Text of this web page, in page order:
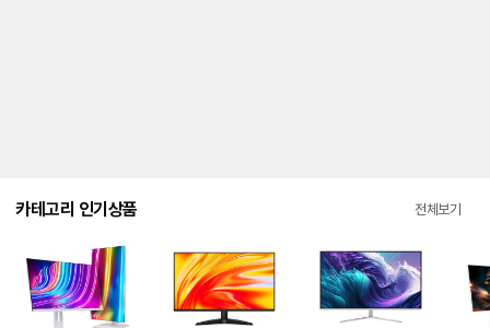
카테고리 인기상품 전체보기